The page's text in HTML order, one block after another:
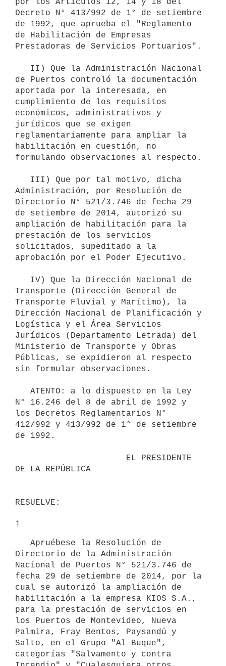
Decreto N° 413/992 de 1° de setiembre
de 1992, que aprueba el "Reglamento
de Habilitación de Empresas
Prestadoras de Servicios Portuarios".
de Puertos controló la documentación
aportada por la interesada, en
cumplimiento de los requisitos
económicos, administrativos y
jurídicos que se exigen
reglamentariamente para ampliar la
habilitación en cuestión, no
formulando observaciones al respecto.
Administración, por Resolución de
Directorio N° 521/3.746 de fecha 29
de setiembre de 2014, autorizó su
ampliación de habilitación para la
prestación de los servicios
solicitados, supeditado a la
aprobación por el Poder Ejecutivo.
Transporte (Dirección General de
Transporte Fluvial y Marítimo), la
Dirección Nacional de Planificación y
Logística y el Área Servicios
Jurídicos (Departamento Letrada) del
Ministerio de Transporte y Obras
Públicas, se expidieron al respecto
sin formular observaciones.
N° 16.246 del 8 de abril de 1992 y
los Decretos Reglamentarios N°
412/992 y 413/992 de 1° de setiembre
de 1992.
DE LA REPÚBLICA
1
Directorio de la Administración
Nacional de Puertos N° 521/3.746 de
fecha 29 de setiembre de 2014, por la
cual se autorizó la ampliación de
habilitación a la empresa KIOS S.A.,
para la prestación de servicios en
los Puertos de Montevideo, Nueva
Palmira, Fray Bentos, Paysandú y
Salto, en el Grupo "Al Buque",
categorías "Salvamento y contra